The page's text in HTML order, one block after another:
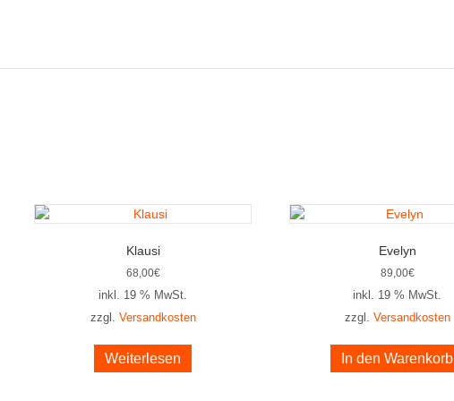
Klausi
68,00€
inkl. 19 % MwSt.
zzgl. Versandkosten
Weiterlesen
Evelyn
89,00€
inkl. 19 % MwSt.
zzgl. Versandkosten
In den Warenkorb